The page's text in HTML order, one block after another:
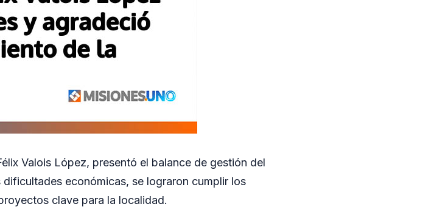
Valois López, presentó el balance de gestión del
económicas, se lograron cumplir los
clave para la localidad.